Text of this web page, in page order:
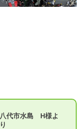
八代市水島 H様よ
り